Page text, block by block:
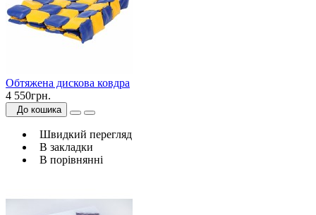
Обтяжена дискова ковдра
4 550грн.
До кошика
Швидкий перегляд
В закладки
В порівнянні